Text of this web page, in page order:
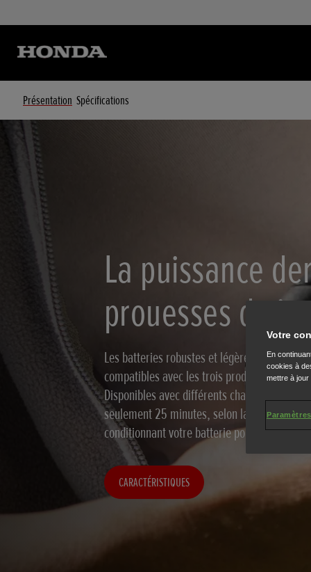
Présentation Spécifications
La puissance
prouesses de
Les batteries robustes et légères de Honda
compatibles avec les trois produits de la
Disponibles avec différents chargeurs pour
seulement 25 minutes, selon la batterie et
conditionnant votre batterie pour une durée
CARACTÉRISTIQUES
Votre
En
cookies à
mettre à